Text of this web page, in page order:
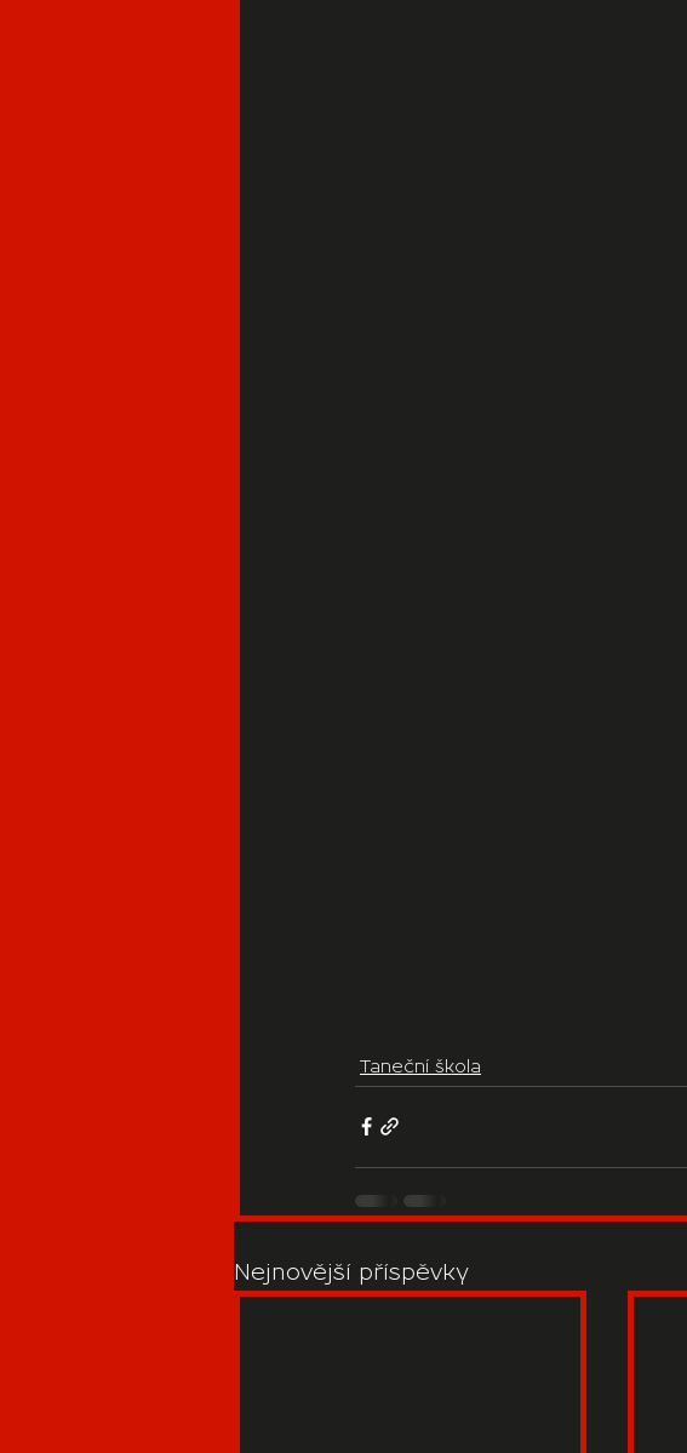
Taneční škola
Nejnovější příspěvky